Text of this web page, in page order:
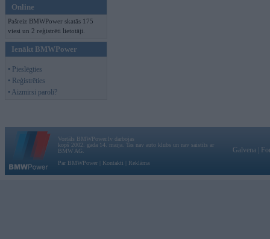
Online
Pašreiz BMWPower skatās 175
viesi un 2 reģistrēti lietotāji.
Ienākt BMWPower
• Pieslēgties
• Reģistrēties
• Aizmirsi paroli?
Vortāls BMWPower.lv darbojas
kopš 2002. gada 14. maija. Tas nav auto klubs un nav saistīts ar
BMW AG.
Par BMWPower
Kontakti Reklāma
Galvena